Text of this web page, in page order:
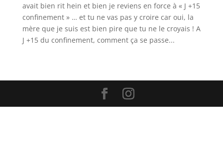
avait bien rit hein et bien je reviens en force à « J +15
confinement » … et tu ne vas pas y croire car oui, la
mère que je suis est bien pire que tu ne le croyais ! A
J +15 du confinement, comment ça se passe...